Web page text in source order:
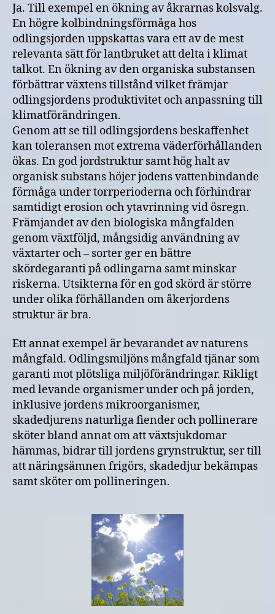
Ja. Till exempel en ökning av åkrarnas kolsvalg.
En högre kolbindningsförmåga hos
odlingsjorden uppskattas vara ett av de mest
relevanta sätt för lantbruket att delta i klimat
talkot. En ökning av den organiska substansen
förbättrar växtens tillstånd vilket främjar
odlingsjordens produktivitet och anpassning till
klimatförändringen.
Genom att se till odlingsjordens beskaffenhet
kan toleransen mot extrema väderförhållanden
ökas. En god jordstruktur samt hög halt av
organisk substans höjer jodens vattenbindande
förmåga under torrperioderna och förhindrar
samtidigt erosion och ytavrinning vid ösregn.
Främjandet av den biologiska mångfalden
genom växtföljd, mångsidig användning av
växtarter och – sorter ger en bättre
skördegaranti på odlingarna samt minskar
riskerna. Utsikterna för en god skörd är större
under olika förhållanden om åkerjordens
struktur är bra.
Ett annat exempel är bevarandet av naturens
mångfald. Odlingsmiljöns mångfald tjänar som
garanti mot plötsliga miljöförändringar. Rikligt
med levande organismer under och på jorden,
inklusive jordens mikroorganismer,
skadedjurens naturliga fiender och pollinerare
sköter bland annat om att växtsjukdomar
hämmas, bidrar till jordens grynstruktur, ser till
att näringsämnen frigörs, skadedjur bekämpas
samt sköter om pollineringen.